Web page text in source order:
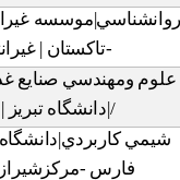
روانشناسي|موسسه
-تاکستان |
علوم ومهندسي صنايع
/|دانشگاه تبريز
شيمي کاربردي|دانشگاه
فارس -مرکزشيراز |